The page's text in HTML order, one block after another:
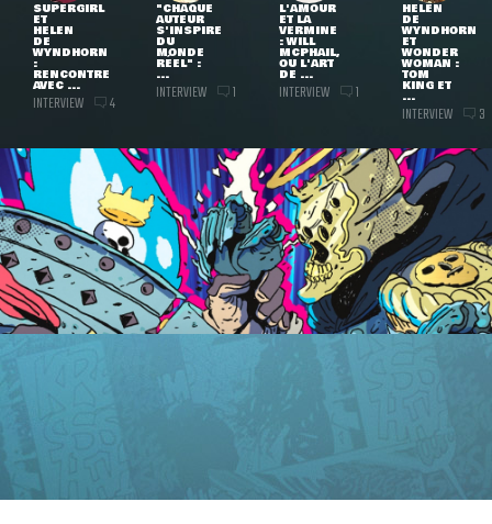
SUPERGIRL
ET
HELEN
DE
WYNDHORN
:
RENCONTRE
AVEC ...
INTERVIEW 4
"CHAQUE
AUTEUR
S'INSPIRE
DU
MONDE
RÉEL" :
...
INTERVIEW 1
L'AMOUR
ET LA
VERMINE
: WILL
MCPHAIL,
OU L'ART
DE ...
INTERVIEW 1
HELEN
DE
WYNDHORN
ET
WONDER
WOMAN :
TOM
KING ET
...
INTERVIEW 3